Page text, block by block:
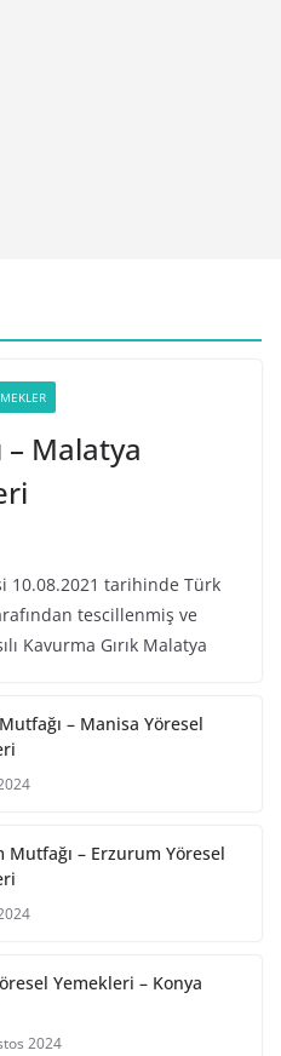
– Malatya
10.08.2021 tarihinde Türk
tescillenmiş ve
Kavurma Gırık Malatya
– Manisa Yöresel
Mutfağı – Erzurum Yöresel
Yemekleri – Konya
2024